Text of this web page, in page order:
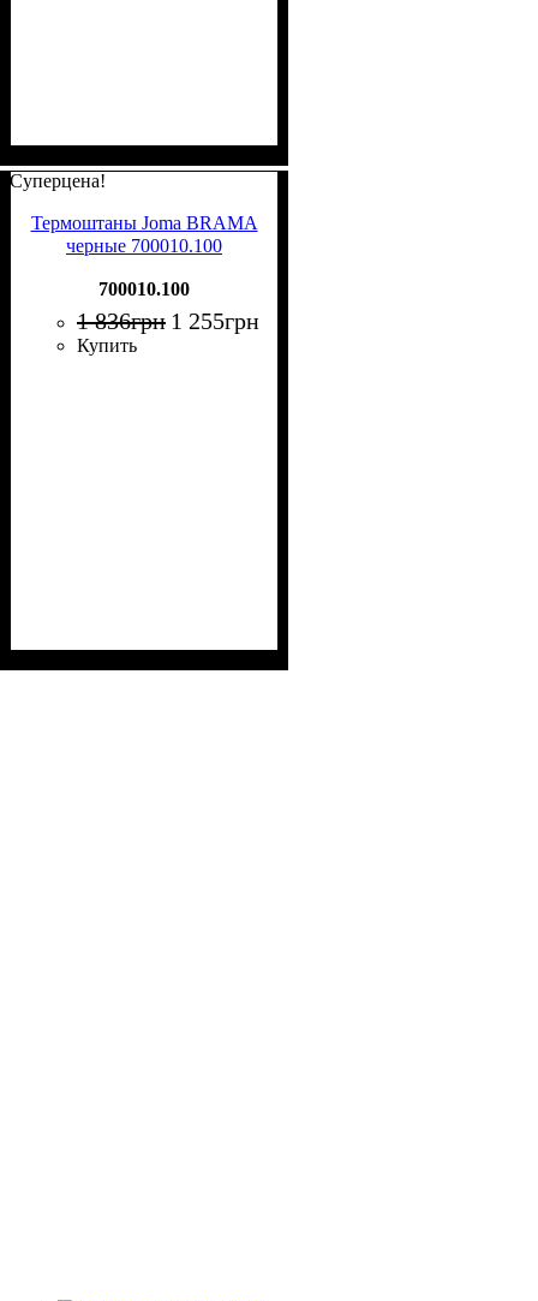
Суперцена!
Термоштаны Joma BRAMA
черные 700010.100
700010.100
1 836грн 1 255грн
Купить